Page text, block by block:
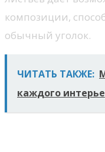
композиции,
обычный уголок.
ЧИТАТЬ ТАКЖЕ:
каждого